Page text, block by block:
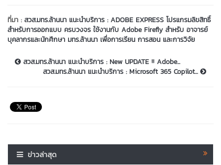
ที่มา :สวส.มทร.ล้านนา แนะนำบริการ : ADOBE EXPRESS โปรแกรมลิขสิทธิ์
สำหรับการออกแบบ ครบวงจร ใช้งานกับ Adobe Firefly สำหรับ อาจารย์
บุคลากรและนักศึกษา มทร.ล้านนา เพื่อการเรียน การสอน และการวิจัย
สวส.มทร.ล้านนา แนะนำบริการ : New UPDATE !! Adobe...
สวส.มทร.ล้านนา แนะนำบริการ : Microsoft 365 Copilot...
ข่าวล่าสุด